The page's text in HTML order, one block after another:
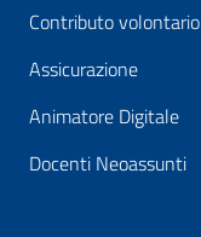
Contributo volontario
Assicurazione
Animatore Digitale
Docenti Neoassunti